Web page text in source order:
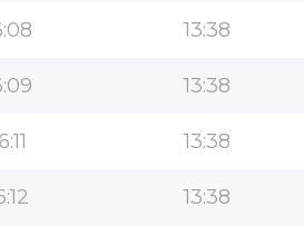
13:38
13:38
13:38
13:38